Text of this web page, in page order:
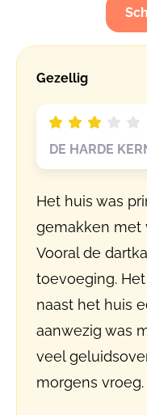
Gezellig
DE HARDE
Het huis was
gemakken met
Vooral de
toevoeging.
naast het huis
aanwezig was
veel
morgens vroeg.